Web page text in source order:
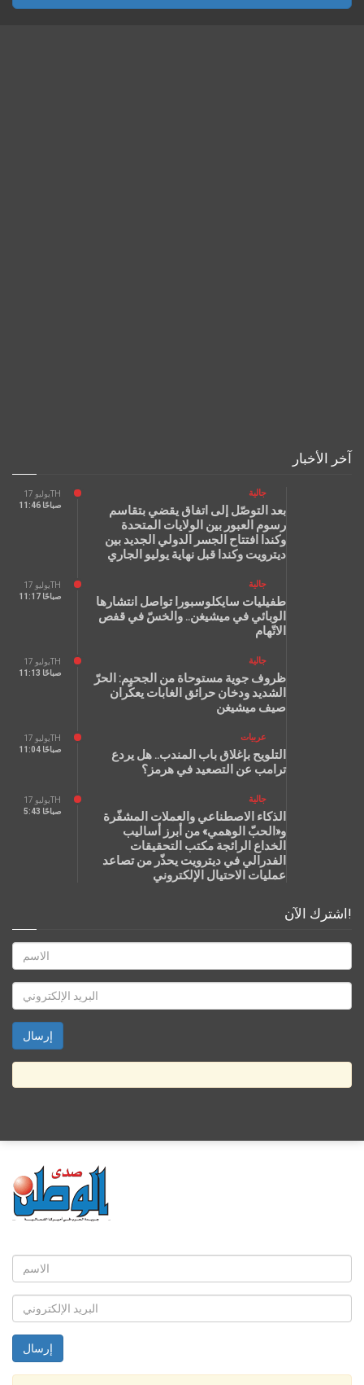
آخر الأخبار
يوليو 17TH
11:46 صباحًا
جالية
بعد التوصّل إلى اتفاق يقضي بتقاسم
رسوم العبور بين الولايات المتحدة
وكندا افتتاح الجسر الدولي الجديد بين
ديترويت وكندا قبل نهاية يوليو الجاري
يوليو 17TH
11:17 صباحًا
جالية
طفيليات سايكلوسبورا تواصل انتشارها
الوبائي في ميشيغن.. والخسّ في قفص
الاتّهام
يوليو 17TH
11:13 صباحًا
جالية
ظروف جوية مستوحاة من الجحيم: الحرّ
الشديد ودخان حرائق الغابات يعكّران
صيف ميشيغن
يوليو 17TH
11:04 صباحًا
عربيات
التلويح بإغلاق باب المندب.. هل يردع
ترامب عن التصعيد في هرمز؟
يوليو 17TH
5:43 صباحًا
جالية
الذكاء الاصطناعي والعملات المشفّرة
و«الحبّ الوهمي» من أبرز أساليب
الخداع الرائجة مكتب التحقيقات
الفدرالي في ديترويت يحذّر من تصاعد
عمليات الاحتيال الإلكتروني
اشترك الآن!